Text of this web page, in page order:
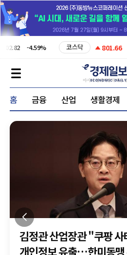
-4.59% 코스닥 801.66
홈 금융 산업 생활경제
민주당 전대 공방 격화…
제기, 鄭 "증거부터 내놔
김정관 산업장관 "쿠팡 사
개인정보 유출…한미동
SWOT 금융분석
'최대 실적·수익 다변화'
농협금융, 임기 말년 성장